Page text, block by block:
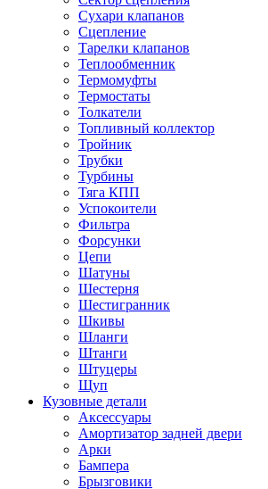
Сухари клапанов
Сцепление
Тарелки клапанов
Теплообменник
Термомуфты
Термостаты
Толкатели
Топливный коллектор
Тройник
Трубки
Турбины
Тяга КПП
Успокоители
Фильтра
Форсунки
Цепи
Шатуны
Шестерня
Шестигранник
Шкивы
Шланги
Штанги
Штуцеры
Щуп
Кузовные детали
Аксессуары
Амортизатор задней двери
Арки
Бампера
Брызговики